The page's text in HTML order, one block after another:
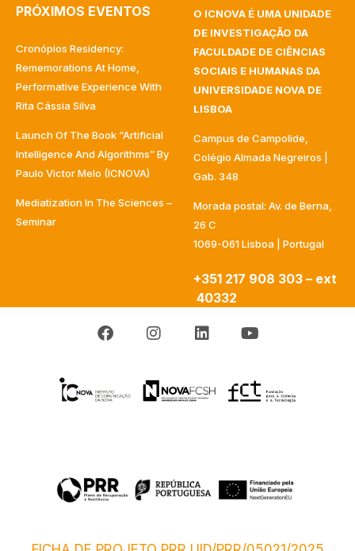
PRÓXIMOS EVENTOS
Cronópios Residency:
Rememorations At Home,
Performative Experience With
Rita Cássia Silva
Launch Of The Book “Artificial
Intelligence And Algorithms” By
Paulo Victor Melo (ICNOVA)
Mediatization In The Sciences –
Seminar
O ICNOVA É UMA UNIDADE
DE INVESTIGAÇÃO DA
FACULDADE DE CIÊNCIAS
SOCIAIS E HUMANAS DA
UNIVERSIDADE NOVA DE
LISBOA
Campus de Campolide,
Colégio Almada Negreiros |
Gab. 348
Morada postal: Av. de Berna,
26 C
1069-061 Lisboa | Portugal
+351 217 908 303 – ext
40332